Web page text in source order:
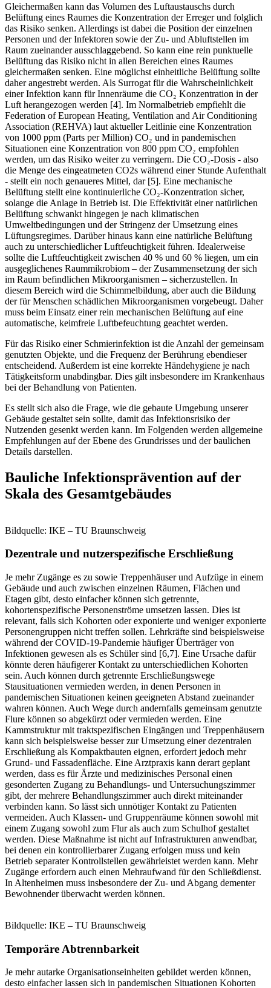
Gleichermaßen kann das Volumen des Luftaustauschs durch
Belüftung eines Raumes die Konzentration der Erreger und folglich
das Risiko senken. Allerdings ist dabei die Position der einzelnen
Personen und der Infektoren sowie der Zu- und Abluftstellen im
Raum zueinander ausschlaggebend. So kann eine rein punktuelle
Belüftung das Risiko nicht in allen Bereichen eines Raumes
gleichermaßen senken. Eine möglichst einheitliche Belüftung sollte
daher angestrebt werden. Als Surrogat für die Wahrscheinlichkeit
einer Infektion kann für Innenräume die CO₂ Konzentration in der
Luft herangezogen werden [4]. Im Normalbetrieb empfiehlt die
Federation of European Heating, Ventilation and Air Conditioning
Association (REHVA) laut aktueller Leitlinie eine Konzentration
von 1000 ppm (Parts per Million) CO₂ und in pandemischen
Situationen eine Konzentration von 800 ppm CO₂ empfohlen
werden, um das Risiko weiter zu verringern. Die CO₂-Dosis - also
die Menge des eingeatmeten CO2s während einer Stunde Aufenthalt
- stellt ein noch genaueres Mittel, dar [5]. Eine mechanische
Belüftung stellt eine kontinuierliche CO₂-Konzentration sicher,
solange die Anlage in Betrieb ist. Die Effektivität einer natürlichen
Belüftung schwankt hingegen je nach klimatischen
Umweltbedingungen und der Stringenz der Umsetzung eines
Lüftungsregimes. Darüber hinaus kann eine natürliche Belüftung
auch zu unterschiedlicher Luftfeuchtigkeit führen. Idealerweise
sollte die Luftfeuchtigkeit zwischen 40 % und 60 % liegen, um ein
ausgeglichenes Raummikrobiom – der Zusammensetzung der sich
im Raum befindlichen Mikroorganismen – sicherzustellen. In
diesem Bereich wird die Schimmelbildung, aber auch die Bildung
der für Menschen schädlichen Mikroorganismen vorgebeugt. Daher
muss beim Einsatz einer rein mechanischen Belüftung auf eine
automatische, keimfreie Luftbefeuchtung geachtet werden.
Für das Risiko einer Schmierinfektion ist die Anzahl der gemeinsam
genutzten Objekte, und die Frequenz der Berührung ebendieser
entscheidend. Außerdem ist eine korrekte Händehygiene je nach
Tätigkeitsform unabdingbar. Dies gilt insbesondere im Krankenhaus
bei der Behandlung von Patienten.
Es stellt sich also die Frage, wie die gebaute Umgebung unserer
Gebäude gestaltet sein sollte, damit das Infektionsrisiko der
Nutzenden gesenkt werden kann. Im Folgenden werden allgemeine
Empfehlungen auf der Ebene des Grundrisses und der baulichen
Details darstellen.
Bauliche Infektionsprävention auf der
Skala des Gesamtgebäudes
Bildquelle: IKE – TU Braunschweig
Dezentrale und nutzerspezifische Erschließung
Je mehr Zugänge es zu sowie Treppenhäuser und Aufzüge in einem
Gebäude und auch zwischen einzelnen Räumen, Flächen und
Etagen gibt, desto einfacher können sich getrennte,
kohortenspezifische Personenströme umsetzen lassen. Dies ist
relevant, falls sich Kohorten oder exponierte und weniger exponierte
Personengruppen nicht treffen sollen. Lehrkräfte sind beispielsweise
während der COVID-19-Pandemie häufiger Überträger von
Infektionen gewesen als es Schüler sind [6,7]. Eine Ursache dafür
könnte deren häufigerer Kontakt zu unterschiedlichen Kohorten
sein. Auch können durch getrennte Erschließungswege
Stausituationen vermieden werden, in denen Personen in
pandemischen Situationen keinen geeigneten Abstand zueinander
wahren können. Auch Wege durch andernfalls gemeinsam genutzte
Flure können so abgekürzt oder vermieden werden. Eine
Kammstruktur mit traktspezifischen Eingängen und Treppenhäusern
kann sich beispielsweise besser zur Umsetzung einer dezentralen
Erschließung als Kompaktbauten eignen, erfordert jedoch mehr
Grund- und Fassadenfläche. Eine Arztpraxis kann derart geplant
werden, dass es für Ärzte und medizinisches Personal einen
gesonderten Zugang zu Behandlungs- und Untersuchungszimmer
gibt, der mehrere Behandlungszimmer auch direkt miteinander
verbinden kann. So lässt sich unnötiger Kontakt zu Patienten
vermeiden. Auch Klassen- und Gruppenräume können sowohl mit
einem Zugang sowohl zum Flur als auch zum Schulhof gestaltet
werden. Diese Maßnahme ist nicht auf Infrastrukturen anwendbar,
bei denen ein kontrollierbarer Zugang erfolgen muss und kein
Betrieb separater Kontrollstellen gewährleistet werden kann. Mehr
Zugänge erfordern auch einen Mehraufwand für den Schließdienst.
In Altenheimen muss insbesondere der Zu- und Abgang dementer
Bewohnender überwacht werden können.
Bildquelle: IKE – TU Braunschweig
Temporäre Abtrennbarkeit
Je mehr autarke Organisationseinheiten gebildet werden können,
desto einfacher lassen sich in pandemischen Situationen Kohorten